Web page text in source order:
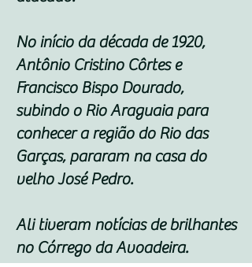
No início da década de 1920,
Antônio Cristino Côrtes e
Francisco Bispo Dourado,
subindo o Rio Araguaia para
conhecer a região do Rio das
Garças, pararam na casa do
velho José Pedro.
Ali tiveram notícias de brilhantes
no Córrego da Avoadeira.